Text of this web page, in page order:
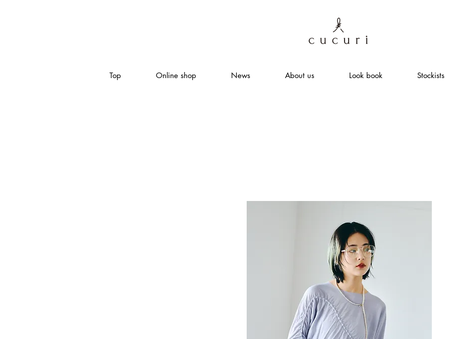
Top Online shop News About us Look book Stockists